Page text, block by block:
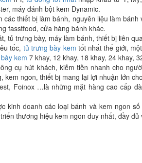
máy đánh bột kem Dynamic.
các thiết bị làm bánh, nguyên liệu làm
fasstfood, cửa hàng bánh khác.
tủ trưng bày, máy làm bánh, thiết bị liên
tốc, tủ trưng bày kem tốt nhất thế giới,
kem 7 khay, 12 khay, 18 khay, 24 khay,
cụ hút khách, kiếm tiền nhanh cho
kem ngon, thiết bị mang lại lợi nhuận lớn
Foinox …là những mặt hàng cao cấp
kinh doanh các loại bánh và kem ngon
thương hiệu kem ngon duy nhất, đầy đủ